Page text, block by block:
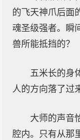
的飞天神爪后面
魂圣级强者。瞬
兽所能抵挡的？
五米长的身
人的方向落了过
大师的声音
腔内。只有从那